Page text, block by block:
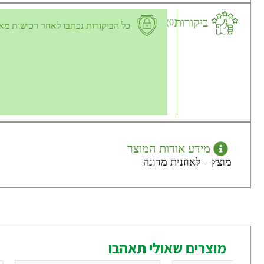
ביקורות(0) כל הביקורות נכתבו לאחר רכישות
מידע אודות המוצר
מוצץ – לאוזנית מדונה
מוצרים שאולי תאהבו